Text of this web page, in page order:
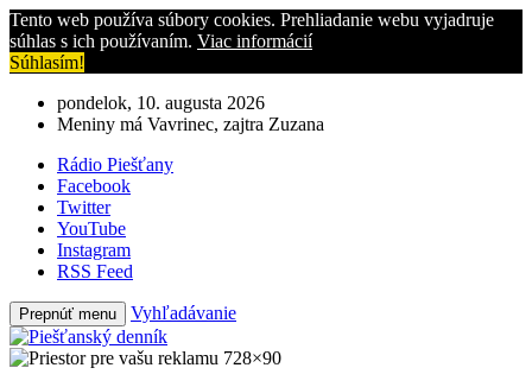
Tento web používa súbory cookies. Prehliadanie webu vyjadruje
súhlas s ich používaním. Viac informácií
Súhlasím!
pondelok, 10. augusta 2026
Meniny má Vavrinec, zajtra Zuzana
Rádio Piešťany
Facebook
Twitter
YouTube
Instagram
RSS Feed
Prepnúť menu Vyhľadávanie